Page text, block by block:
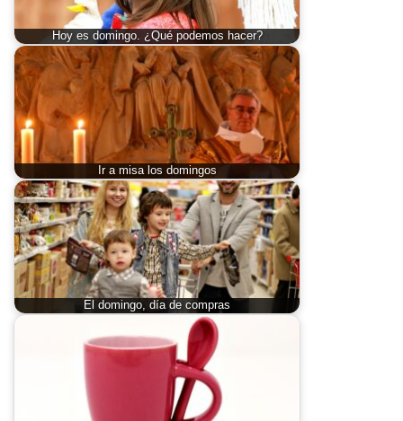
Hoy es domingo. ¿Qué podemos hacer?
Ir a misa los domingos
El domingo, día de compras